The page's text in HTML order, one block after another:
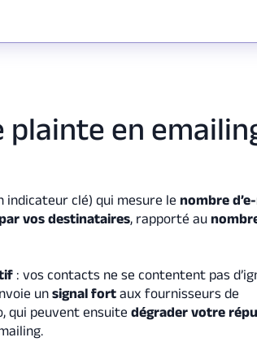
plainte en
indicateur clé) qui mesure lenombre
vos destinataires, rapporté au
: vos contacts ne se contentent pas
unsignal fort aux fournisseurs de
qui peuvent ensuitedégrader votre